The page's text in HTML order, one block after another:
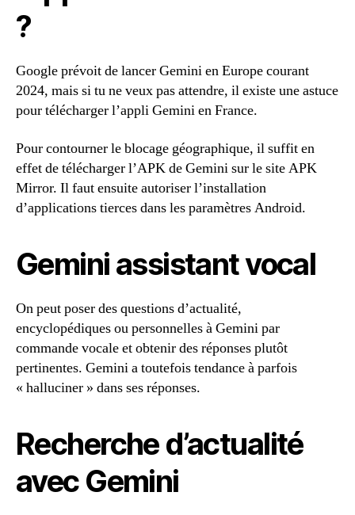
?
Google prévoit de lancer Gemini en Europe courant
2024, mais si tu ne veux pas attendre, il existe une astuce
pour télécharger l’appli Gemini en France.
Pour contourner le blocage géographique, il suffit en
effet de télécharger l’APK de Gemini sur le site APK
Mirror. Il faut ensuite autoriser l’installation
d’applications tierces dans les paramètres Android.
Gemini assistant vocal
On peut poser des questions d’actualité,
encyclopédiques ou personnelles à Gemini par
commande vocale et obtenir des réponses plutôt
pertinentes. Gemini a toutefois tendance à parfois
« halluciner » dans ses réponses.
Recherche d’actualité
avec Gemini